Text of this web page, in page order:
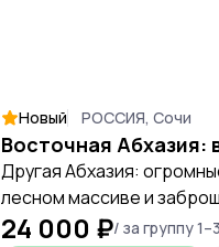
Новый РОССИЯ, Сочи
Другая Абхазия:
лесном массиве и
среди гор.
24 000 ₽/ за группу